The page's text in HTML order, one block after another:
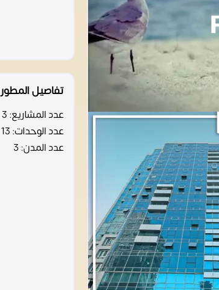
تفاصيل المطور
عدد المشاريع:3
عدد الوحدات:13
عدد المدن:3